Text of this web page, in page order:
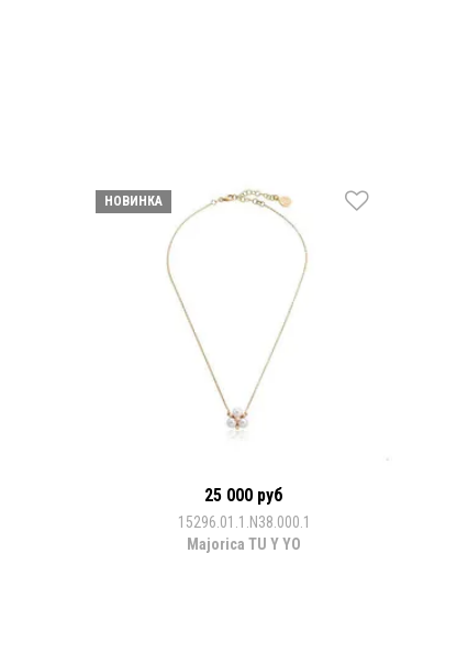
НОВИНКА
25 000 руб
15296.01.1.N38.000.1
Majorica TU Y YO